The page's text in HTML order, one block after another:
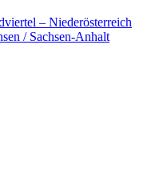
– Niederösterreich
/ Sachsen-Anhalt